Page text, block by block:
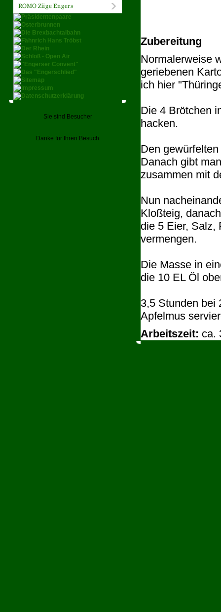
Sie sind Besucher
Danke für Ihren Besuch
Zubereitung
Normalerweise
geriebenen
ich hier
Die 4 Brötchen
hacken.
Den
Danach gibt
zusammen mit
Nun
Kloßteig,
die 5 Eier, Salz,
vermengen.
Die Masse in
die 10 EL Öl
3,5 Stunden bei
Apfelmus
Arbeitszeit: ca.